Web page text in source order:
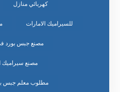
كهربائي منازل
للسيراميك الامارات
مصنع جبس بورد
مصنع سيراميك
مطلوب معلم جبس